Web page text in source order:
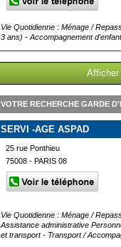
Vie Quotidienne : Ménage /
3 ans) - Accompagnement
Afficher
VOTRE RECHERCHE GARDE
SERVI -AGE ASPAD
25 rue Ponthieu
75008 - PARIS 08
Vie Quotidienne : Ménage /
Assistance administrative
et transport - Transport /